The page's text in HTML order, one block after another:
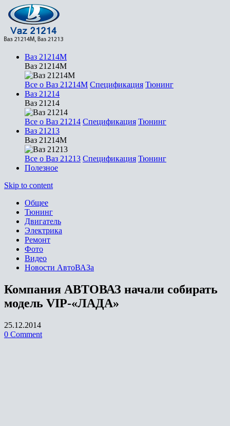
Ваз 21214М
Ваз 21214М
Все о Ваз 21214М Спецификация Тюнинг
Ваз 21214
Ваз 21214
Все о Ваз 21214 Спецификация Тюнинг
Ваз 21213
Ваз 21214М
Все о Ваз 21213 Спецификация Тюнинг
Полезное
Skip to content
Общее
Тюнинг
Двигатель
Электрика
Ремонт
Фото
Видео
Новости АвтоВАЗа
Компания АВТОВАЗ начали собирать
модель VIP-«ЛАДА»
25.12.2014
0 Comment